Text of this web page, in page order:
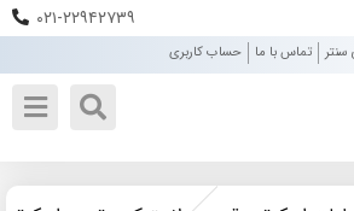
۰۲۱-۲۲۹۴۲۷۳۹
تماس با ما حساب کاربری